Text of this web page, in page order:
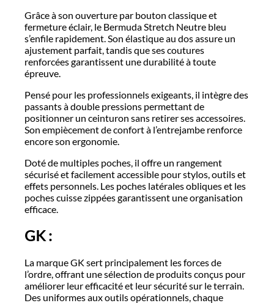
Grâce à son ouverture par bouton classique et
fermeture éclair, le Bermuda Stretch Neutre bleu
s’enfile rapidement. Son élastique au dos assure un
ajustement parfait, tandis que ses coutures
renforcées garantissent une durabilité à toute
épreuve.
Pensé pour les professionnels exigeants, il intègre des
passants à double pressions permettant de
positionner un ceinturon sans retirer ses accessoires.
Son empiècement de confort à l’entrejambe renforce
encore son ergonomie.
Doté de multiples poches, il offre un rangement
sécurisé et facilement accessible pour stylos, outils et
effets personnels. Les poches latérales obliques et les
poches cuisse zippées garantissent une organisation
efficace.
GK :
La marque GK sert principalement les forces de
l’ordre, offrant une sélection de produits conçus pour
améliorer leur efficacité et leur sécurité sur le terrain.
Des uniformes aux outils opérationnels, chaque